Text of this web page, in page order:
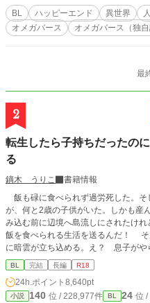
まれてからずっと嫌われ続けてきた
が、実はミラビのことは昔から気に
アルファ】×【かわいい蛇マニア兎オ
ーンには「★」つけています。 ※オ
に蛇の飼育・生態に関する描写が出
界独自の対策なので、現代では専用
ます。
BL ハッピーエンド 異世界
オメガバース
オメガバース（独自
最
2
転生したら子持ちだったの
る
鏑木 うりこ
書籍情報
飯も碌に食べられず過労死した。そ
が、何と2歳の子供がいた。しかも
み込む前に辺境へ島流しにされたけ
飯を食べられる生活を送るんだ！ そんな悠々自適快適スローライフ辺境生活
に暗雲が立ち込める。え？ 息子が
帝陛下に呼び出しを食らっちゃった
ゃないか！ 皇帝陛下×美貌のオメガに入り込んだおじさんのR18BLとなります。
タグの確認をお願い致します！ 以上で完結となります。長い間お読みいただ
きありがとうございます。 何かの機
BL 完結 長編 R18
24h.ポイント 8,640pt
小説 140 位 / 228,977件 BL 24 位